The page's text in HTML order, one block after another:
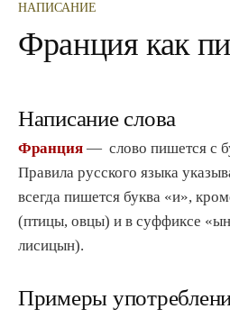
НАПИСАНИЕ
Франция как
Написание слова
Франция — слово пишется с
Правила русского языка
всегда пишется буква «и»,
(птицы, овцы) и в суффиксе
лисицын).
Примеры